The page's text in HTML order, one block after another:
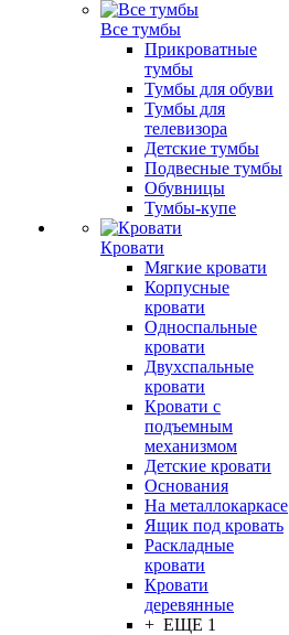
Все тумбы
Прикроватные
тумбы
Тумбы для обуви
Тумбы для
телевизора
Детские тумбы
Подвесные тумбы
Обувницы
Тумбы-купе
Кровати
Мягкие кровати
Корпусные
кровати
Односпальные
кровати
Двухспальные
кровати
Кровати с
подъемным
механизмом
Детские кровати
Основания
На металлокаркасе
Ящик под кровать
Раскладные
кровати
Кровати
деревянные
+ ЕЩЕ 1